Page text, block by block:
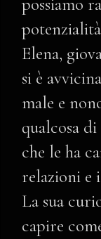
possiamo
Elena,
si è
male e
qualcosa di
che le ha
relazioni e
La sua
capire